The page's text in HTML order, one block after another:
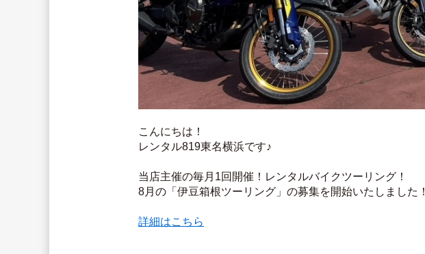
こんにちは！
レンタル819東名横浜です♪
当店主催の毎月1回開催！レンタルバイクツーリング！
8月の「伊豆箱根ツーリング」の募集を開始いたしました！
詳細はこちら